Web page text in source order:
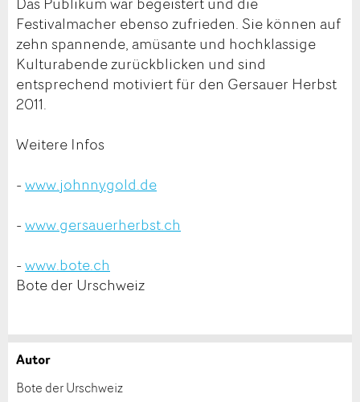
Festivalmacher ebenso zufrieden. Sie können auf
zehn spannende, amüsante und hochklassige
Kulturabende zurückblicken und sind
entsprechend motiviert für den Gersauer Herbst
2011.
Weitere Infos
-www.johnnygold.de
-www.gersau­er­herbst.ch
-www.bote.ch
Bote der Urschweiz
Anzeige beanstanden
Anzeige weiterempfehlen
Autor
Bote der Urschweiz